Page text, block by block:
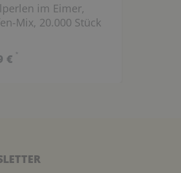
im Eimer,
Mix, 20.000 Stück
€ *